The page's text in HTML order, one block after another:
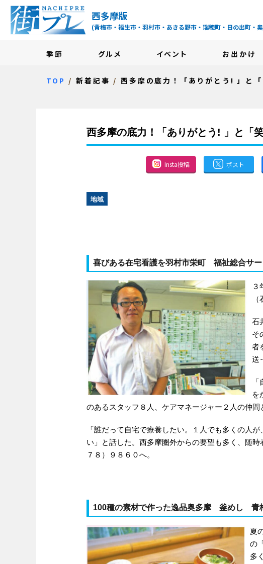
街プレ -東京・西多摩の地
西多摩版
(青梅市・福生市・羽村市・あきる野市・瑞穂町・日の出町・
季節 グルメ イベント お出かけ
TOP 新着記事 西多摩の底力！「ありがとう! 」と
西多摩の底力！「ありがとう! 」と「
Insta投稿 ポスト
地域
喜びある在宅看護を羽村市栄町 福祉総合サ
３
石
そ
者
送
を
のあるスタッフ８人、ケアマネージャー２人の仲間
「誰だって自宅で療養したい。１人でも多くの人
い」と話した。西多摩圏外からの要望も多く、随
７８）９８６０へ。
100種の素材で作った逸品奥多摩 釜めし 青
夏
の
多